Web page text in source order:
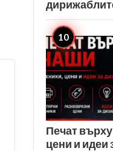
Печат
цени и идеи